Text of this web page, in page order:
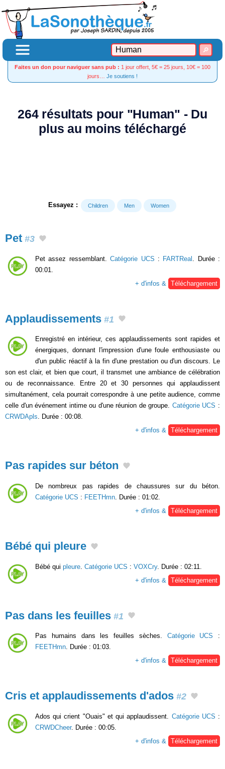
Faites un don pour naviguer sans pub : 1 jour offert, 5€ = 25 jours, 10€ = 100
jours… Je soutiens !
264 résultats pour "Human" - Du
plus au moins téléchargé
Essayez : Children Men Women
Pet #3
Pet assez ressemblant.Catégorie UCS : FARTReal . Durée :
00:01.
+ d'infos &
Téléchargement
Applaudissements #1
Enregistré en intérieur, ces applaudissements sont rapides et
énergiques, donnant l'impression d'une foule enthousiaste ou
d'un public réactif à la fin d'une prestation ou d'un discours. Le
son est clair, et bien que court, il transmet une ambiance de célébration
ou de reconnaissance. Entre 20 et 30 personnes qui applaudissent
simultanément, cela pourrait correspondre à une petite audience, comme
celle d'un événement intime ou d'une réunion de groupe. Catégorie UCS :
CRWDApls. Durée : 00:08.
+ d'infos & Téléchargement
Pas rapides sur béton
De nombreux pas rapides de chaussures sur du béton.
Catégorie UCS : FEETHmn . Durée : 01:02.
+ d'infos &
Téléchargement
Bébé qui pleure
Bébé qui pleure Catégorie UCS : VOXCry. Durée : 02:11.
+ d'infos &
Téléchargement
Pas dans les feuilles #1
Pas humains dans les feuilles sèches. Catégorie UCS :
FEETHmn. Durée : 01:03.
+ d'infos & Téléchargement
Cris et applaudissements d'ados #2
Ados qui crient "Ouais" et qui applaudissent. Catégorie UCS :
CRWDCheer. Durée : 00:05.
+ d'infos &
Téléchargement